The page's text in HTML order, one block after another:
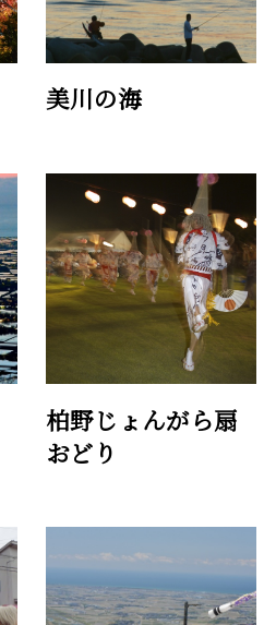
美川の海
柏野じょんがら扇
おどり